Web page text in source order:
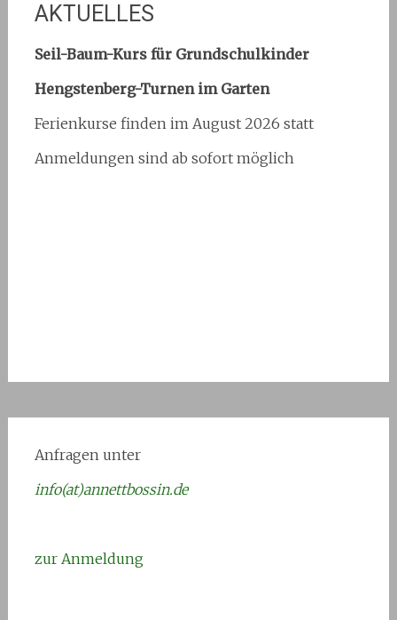
AKTUELLES
Seil-Baum-Kurs für Grundschulkinder
Hengstenberg-Turnen im Garten
Ferienkurse finden im August 2026 statt
Anmeldungen sind ab sofort möglich
Anfragen unter
info(at)annettbossin.de
zur Anmeldung